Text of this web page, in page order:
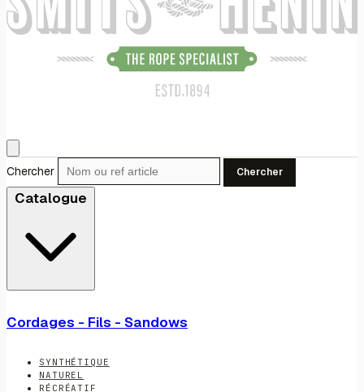
Chercher Chercher
Catalogue
Cordages - Fils - Sandows
SYNTHÉTIQUE
NATUREL
RÉCRÉATIF